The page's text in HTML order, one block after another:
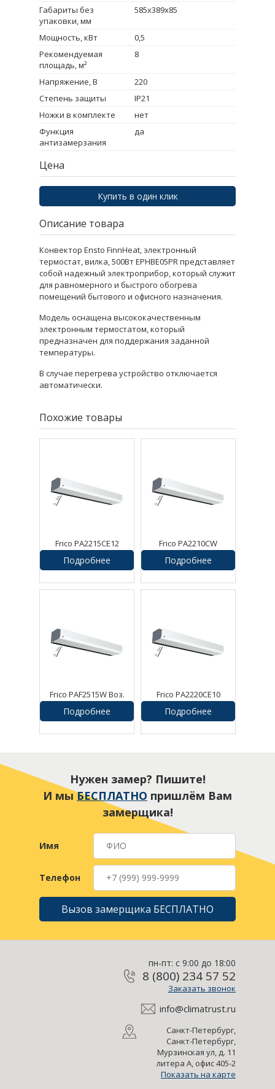
Габариты без
упаковки, мм
585х389х85
Мощность, кВт
0,5
Рекомендуемая
площадь, м²
8
Напряжение, В
220
Степень защиты
IP21
Ножки в комплекте
нет
Функция
антизамерзания
да
Цена
Купить в один клик
Описание товара
Конвектор Ensto FinnHeat, электронный
термостат, вилка, 500Вт EPHBE05PR представляет
собой надежный электроприбор, который служит
для равномерного и быстрого обогрева
помещений бытового и офисного назначения.
Модель оснащена высококачественным
электронным термостатом, который
предназначен для поддержания заданной
температуры.
В случае перегрева устройство отключается
автоматически.
Похожие товары
Frico PA2215CE12
Воздушная завеса
Подробнее
Frico PA2210CW
Воздушная завеса
Подробнее
Frico PAF2515W Воз.
завеса Pamir
Подробнее
Frico PA2220CE10
Воздушная завеса
Подробнее
Нужен замер? Пишите!
И мыБЕСПЛАТНО пришлём Вам
замерщика!
Имя
Телефон
Вызов замерщика БЕСПЛАТНО
пн-пт: с 9:00 до 18:00
8 (800) 234 57 52
Заказать звонок
info@climatrust.ru
Санкт-Петербург,
Санкт-Петербург,
Мурзинская ул, д. 11
литера А, офис 405-2
Показать на карте